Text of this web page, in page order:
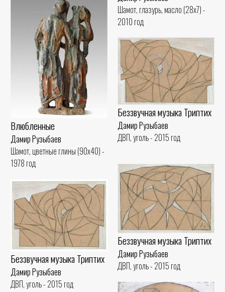
Шамот, глазурь, масло (28x7) -
2010 год
Влюбленные
Дамир Рузыбаев
Шамот, цветные глины (90x40) -
1978 год
Беззвучная музыка Триптих
Дамир Рузыбаев
ДВП, уголь - 2015 год
Беззвучная музыка Триптих
Дамир Рузыбаев
ДВП, уголь - 2015 год
Беззвучная музыка Триптих
Дамир Рузыбаев
ДВП, уголь - 2015 год